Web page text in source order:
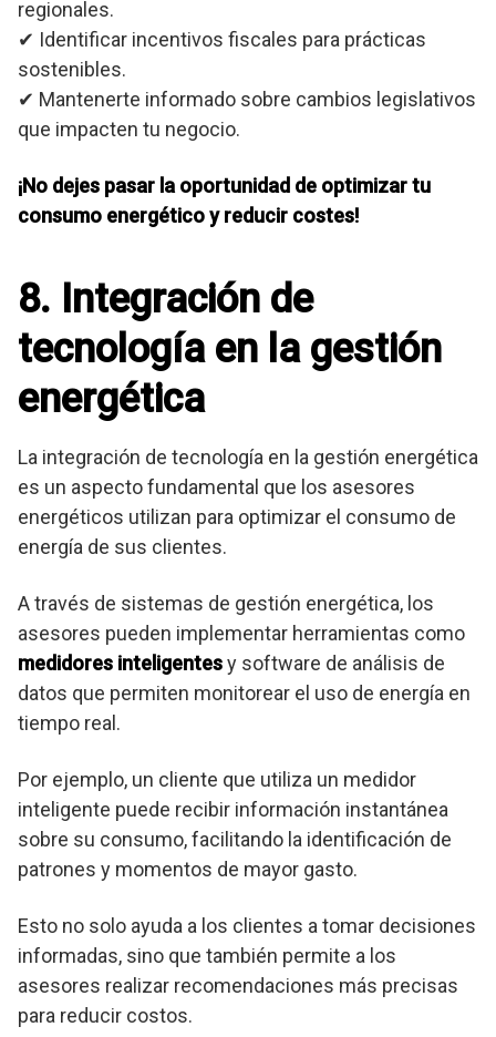
regionales.
✔ Identificar incentivos fiscales para prácticas
sostenibles.
✔ Mantenerte informado sobre cambios legislativos
que impacten tu negocio.
¡No dejes pasar la oportunidad de optimizar tu
consumo energético y reducir costes!
8. Integración de
tecnología en la gestión
energética
La integración de tecnología en la gestión energética
es un aspecto fundamental que los asesores
energéticos utilizan para optimizar el consumo de
energía de sus clientes.
A través de sistemas de gestión energética, los
asesores pueden implementar herramientas como
medidores inteligentesy software de análisis de
datos que permiten monitorear el uso de energía en
tiempo real.
Por ejemplo, un cliente que utiliza un medidor
inteligente puede recibir información instantánea
sobre su consumo, facilitando la identificación de
patrones y momentos de mayor gasto.
Esto no solo ayuda a los clientes a tomar decisiones
informadas, sino que también permite a los
asesores realizar recomendaciones más precisas
para reducir costos.